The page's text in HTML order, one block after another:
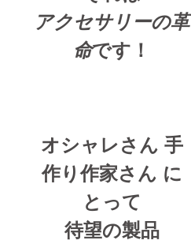
アクセサリーの革
命です！
オシャレさん 手
作り作家さん に
とって
待望の製品